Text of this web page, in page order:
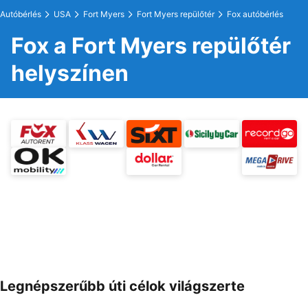
Autóbérlés USA Fort Myers Fort Myers repülőtér Fox autóbérlés
Fox a Fort Myers repülőtér
helyszínen
Legnépszerűbb úti célok világszerte